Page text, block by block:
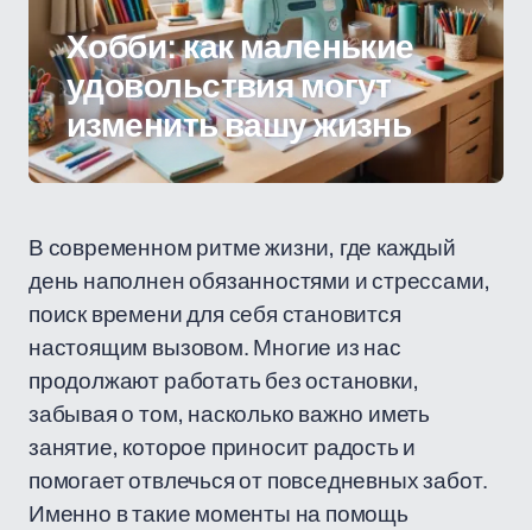
Хобби: как маленькие
удовольствия могут
изменить вашу жизнь
В современном ритме жизни, где каждый
день наполнен обязанностями и стрессами,
поиск времени для себя становится
настоящим вызовом. Многие из нас
продолжают работать без остановки,
забывая о том, насколько важно иметь
занятие, которое приносит радость и
помогает отвлечься от повседневных забот.
Именно в такие моменты на помощь